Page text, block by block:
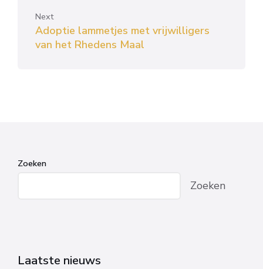
Next
Adoptie lammetjes met vrijwilligers
van het Rhedens Maal
Zoeken
Zoeken
Laatste nieuws